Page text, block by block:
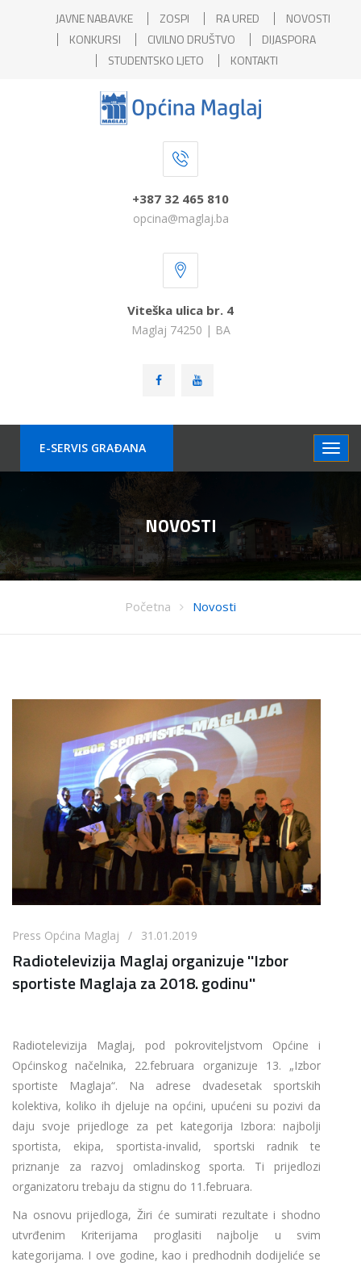
JAVNE NABAVKE ZOSPI RA URED
NOVOSTI
KONKURSI
CIVILNO DRUŠTVO
DIJASPORA
STUDENTSKO LJETO
KONTAKTI
+387 32 465 810
opcina@maglaj.ba
Viteška ulica br. 4
Maglaj 74250 | BA
E-SERVIS GRAÐANA
NOVOSTI
Početna Novosti
Press Općina Maglaj / 31.01.2019
Radiotelevizija Maglaj organizuje ''Izbor
sportiste Maglaja za 2018. godinu''
Radiotelevizija Maglaj, pod pokroviteljstvom Općine i
Općinskog načelnika, 22.februara organizuje 13. „Izbor
sportiste Maglaja“. Na adrese dvadesetak sportskih
kolektiva, koliko ih djeluje na općini, upućeni su pozivi da
daju svoje prijedloge za pet kategorija Izbora: najbolji
sportista, ekipa, sportista-invalid, sportski radnik te
priznanje za razvoj omladinskog sporta. Ti prijedlozi
organizatoru trebaju da stignu do 11.februara.
Na osnovu prijedloga, Žiri će sumirati rezultate i shodno
utvrđenim Kriterijama proglasiti najbolje u svim
kategorijama. I ove godine, kao i predhodnih dodijeliće se